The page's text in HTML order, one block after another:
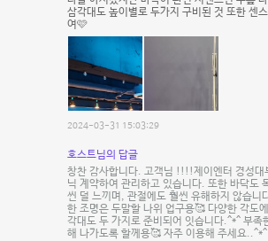
삼각대도 높이별로 두가지 구비된 것 또한 센
여🩷
2024-03-31 15:03:29
호스트님의 답글
창찬 감사합니다. 고객님 !!!!제이엔터 경성대
닉 계약하여 관리하고 있습니다. 또한 바닥도
씬 덜 느끼며, 관절에도 훨씬 유해하지 않습니
한 조명은 두말할 나위 업구용🥰 다양한 각도
각대도 두 가지로 준비되어 잇습니다.^*^ 부족
해 나가도록 할께용🥰 자주 이용해 주세요..^*^